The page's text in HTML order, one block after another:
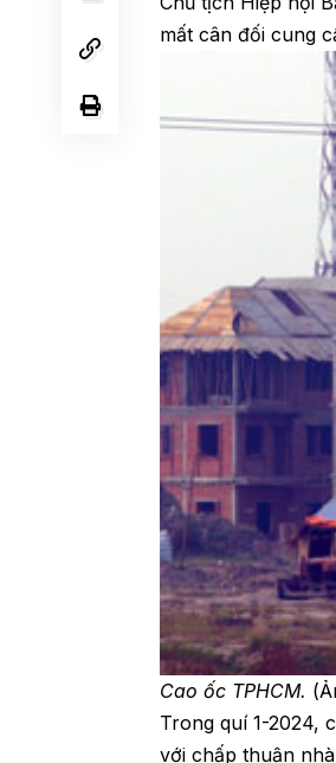
mất cân đối cung
Cao ốc TPHCM.
Trong quí 1-2024,
với chấp thuận